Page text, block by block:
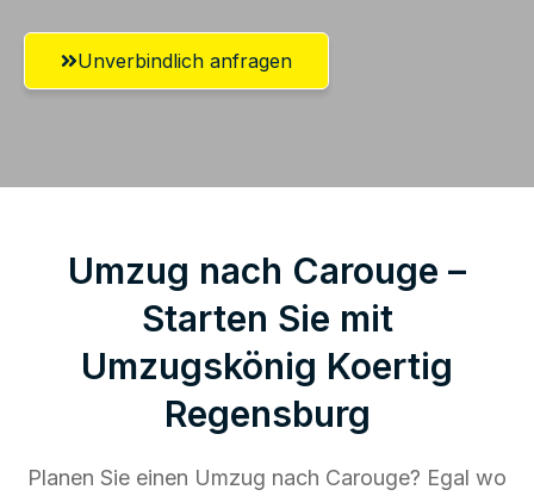
Unverbindlich anfragen
Umzug nach Carouge –
Starten Sie mit
Umzugskönig Koertig
Regensburg
Planen Sie einen Umzug nach Carouge? Egal wo